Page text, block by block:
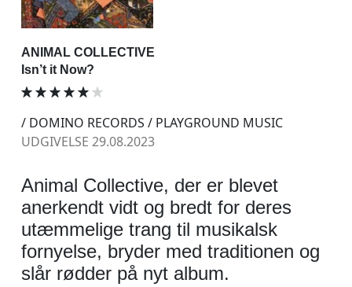
ANIMAL COLLECTIVE
Isn’t it Now?
/ DOMINO RECORDS / PLAYGROUND MUSIC
UDGIVELSE 29.08.2023
Animal Collective, der er blevet
anerkendt vidt og bredt for deres
utæmmelige trang til musikalsk
fornyelse, bryder med traditionen og
slår rødder på nyt album.